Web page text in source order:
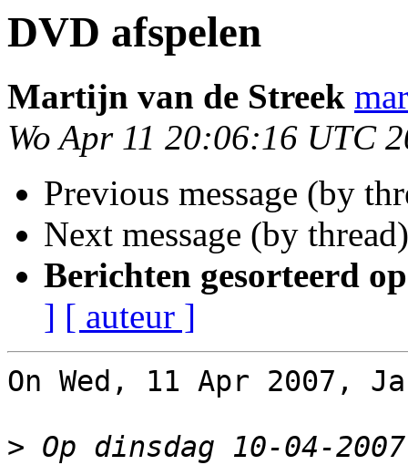
DVD afspelen
Martijn van de Streek
Wo Apr 11 20:06:16 UTC
Previous message (by
Next message (by
Berichten gesorteerd
] [ auteur ]
On Wed, 11 Apr 2007,
> Op dinsdag 10-04-